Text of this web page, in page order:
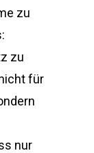
zu
zu
für
nur